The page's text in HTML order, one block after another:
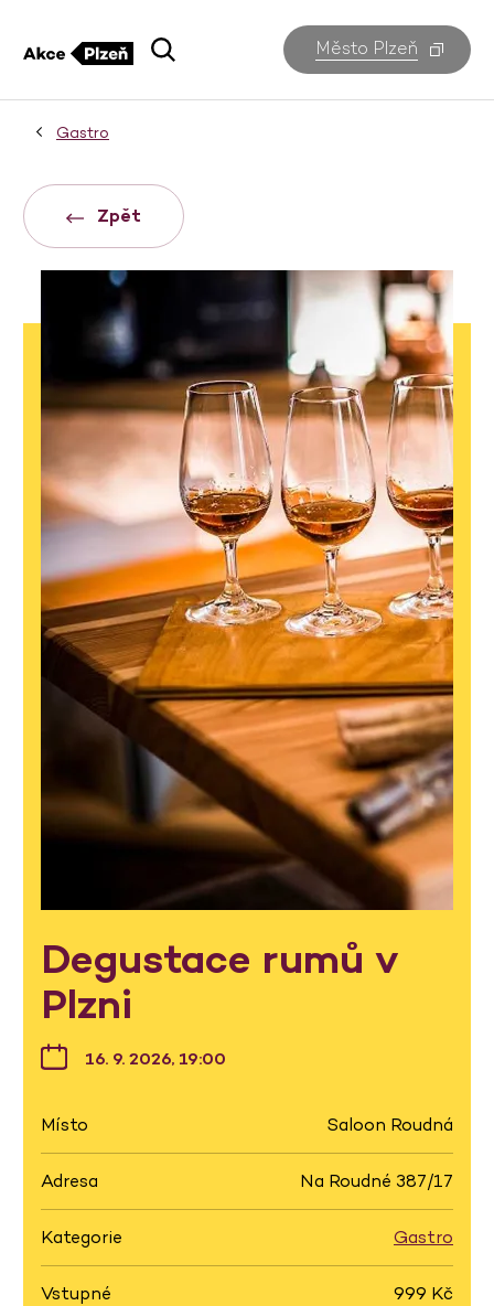
Město Plzeň
Gastro
Zpět
Degustace rumů v
Plzni
16. 9. 2026, 19:00
Místo Saloon Roudná
Adresa Na Roudné 387/17
Kategorie Gastro
Vstupné 999 Kč